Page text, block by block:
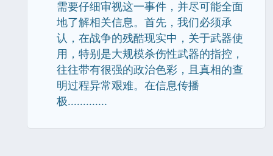
需要仔细审视这一事件，并尽可能全面
地了解相关信息。首先，我们必须承
认，在战争的残酷现实中，关于武器使
用，特别是大规模杀伤性武器的指控，
往往带有很强的政治色彩，且真相的查
明过程异常艰难。在信息传播
极.............